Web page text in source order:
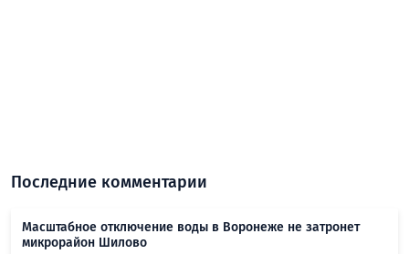
Последние комментарии
Масштабное отключение воды в Воронеже не затронет
микрорайон Шилово